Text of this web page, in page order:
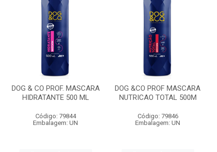
DOG & CO PROF. MASCARA
HIDRATANTE 500 ML
Código: 79844
Embalagem: UN
DOG &CO PROF MASCARA
NUTRICAO TOTAL 500M
Código: 79846
Embalagem: UN